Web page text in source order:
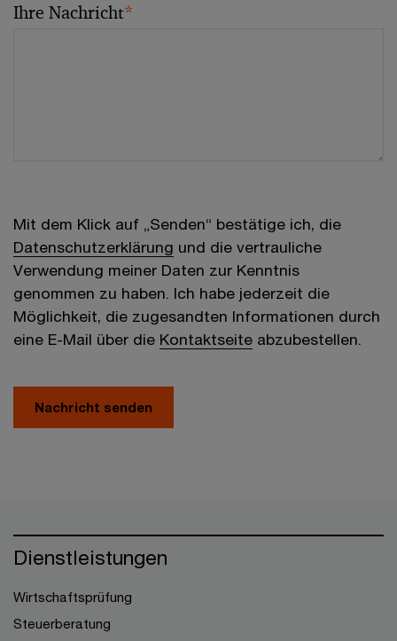
Ihre Nachricht*
Mit dem Klick auf „Senden“ bestätige ich, die
Datenschutzerklärung und die vertrauliche
Verwendung meiner Daten zur Kenntnis
genommen zu haben. Ich habe jederzeit die
Möglichkeit, die zugesandten Informationen durch
eine E-Mail über die Kontaktseite abzubestellen.
Nachricht senden
Dienstleistungen
Wirtschaftsprüfung
Steuerberatung